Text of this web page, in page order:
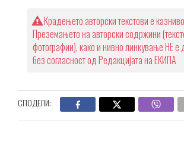
Крадењето авторски текстови е
Преземањето на авторски содржини
фотографии), како и нивно линкување НЕ е
без согласност од Редакцијата на ЕКИПА
СПОДЕЛИ: